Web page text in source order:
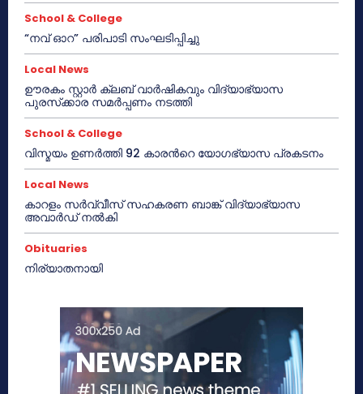
School & College
“നവ് ഓറ” പരിപാടി സംഘടിപ്പിച്ചു
Local News
ഊരകം സ്റ്റാർ ക്ലബ് വാർഷികവും വിദ്യാഭ്യാസ
പുരസ്‌ക്കാര സമർപ്പണം നടത്തി
School & College
വിസ്മയം ഉണർത്തി 92 കാരൻറെ യോഗഭ്യാസ പ്രകടനം
Local News
കാറളം സർവ്വീസ് സഹകരണ ബാങ്ക് വിദ്യാഭ്യാസ
അവാർഡ് നൽകി
Obituaries
നിര്യാതനായി